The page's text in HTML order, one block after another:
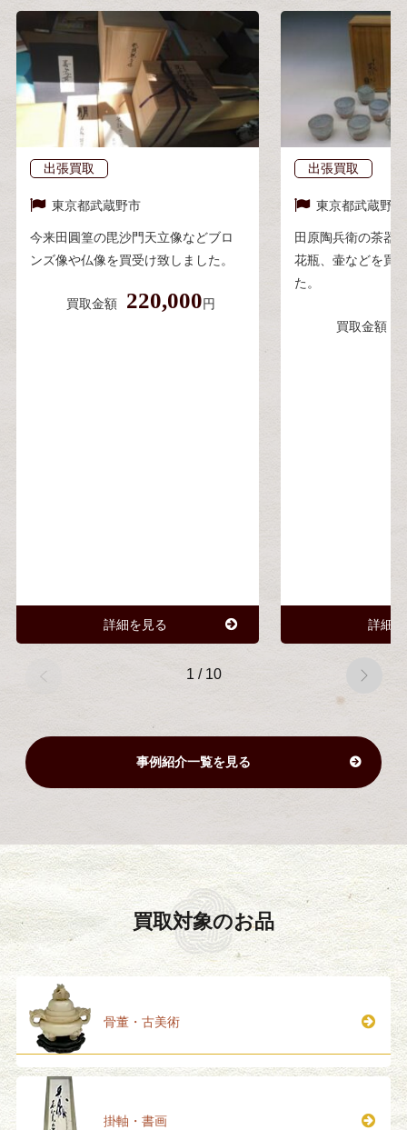
出張買取
東京都武蔵野市
今来田圓篁の毘沙門天立像などブロ
ンズ像や仏像を買受け致しました。
買取金額 220,000円
詳細を見る
出張買取
東京都武蔵野
田原陶兵衛の茶器
花瓶、壷などを買
た。
買取金額
詳細
1 / 10
事例紹介一覧を見る
買取対象のお品
骨董・古美術
掛軸・書画